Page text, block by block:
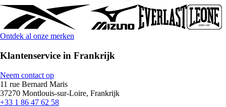
Ontdek al onze merken
Klantenservice in Frankrijk
Neem contact op
11 rue Bernard Maris
37270 Montlouis-sur-Loire, Frankrijk
+33 1 86 47 62 58